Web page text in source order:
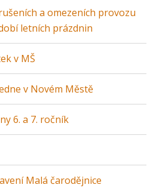
a omezeních provozu
letních prázdnin
v MŠ
v Novém Městě
6. a 7. ročník
Malá čarodějnice